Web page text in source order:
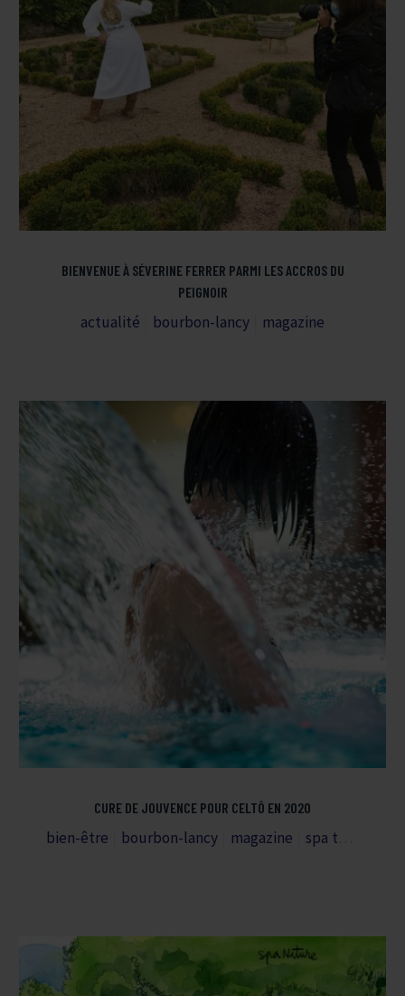
BIENVENUE À SÉVERINE FERRER PARMI LES ACCROS DU
PEIGNOIR
actualité bourbon-lancy magazine
CURE DE JOUVENCE POUR CELTÔ EN 2020
bien-être bourbon-lancy magazine spa thermal